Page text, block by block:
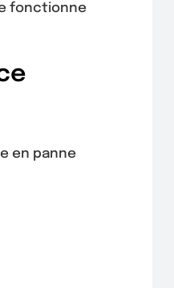
fonctionne
en panne